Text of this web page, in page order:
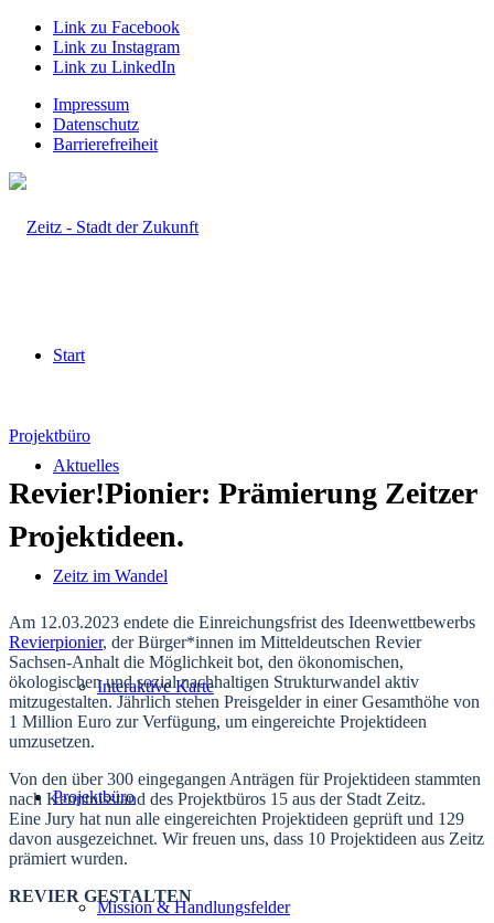
Link zu Facebook
Link zu Instagram
Link zu LinkedIn
Impressum
Datenschutz
Barrierefreiheit
Start
Aktuelles
Zeitz im Wandel
Interaktive Karte
Projektbüro
Mission & Handlungsfelder
Projektbüro
Revier!Pionier: Prämierung Zeitzer
Projektideen.
Am 12.03.2023 endete die Einreichungsfrist des Ideenwettbewerbs
Revierpionier, der Bürger*innen im Mitteldeutschen Revier
Sachsen-Anhalt die Möglichkeit bot, den ökonomischen,
ökologischen und sozial nachhaltigen Strukturwandel aktiv
mitzugestalten. Jährlich stehen Preisgelder in einer Gesamthöhe von
1 Million Euro zur Verfügung, um eingereichte Projektideen
umzusetzen.
Von den über 300 eingegangen Anträgen für Projektideen stammten
nach Kenntnisstand des Projektbüros 15 aus der Stadt Zeitz.
Eine Jury hat nun alle eingereichten Projektideen geprüft und 129
davon ausgezeichnet. Wir freuen uns, dass 10 Projektideen aus Zeitz
prämiert wurden.
REVIER GESTALTEN